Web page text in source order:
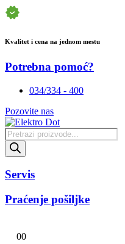
Kvalitet i cena na jednom mestu
Potrebna pomoć?
034/334 - 400
Pozovite nas
Products
search
Servis
Praćenje pošiljke
00